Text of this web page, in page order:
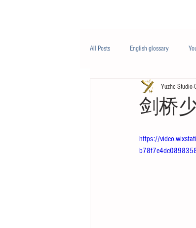
All Posts English glossary
Business English
剑桥
Yuzhe Studio
https://